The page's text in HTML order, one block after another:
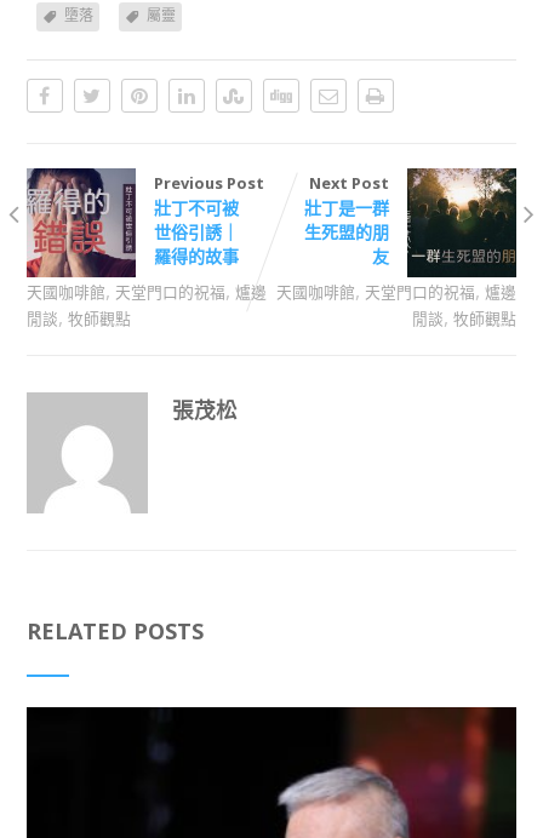
墮落 屬靈
Previous Post
壯丁不可被
世俗引誘｜
羅得的故事
天國咖啡館, 天堂門口的祝福, 爐邊
閒談, 牧師觀點
Next Post
壯丁是一群
生死盟的朋
友
天國咖啡館, 天堂門口的祝福,爐邊
閒談,牧師觀點
張茂松
RELATED POSTS